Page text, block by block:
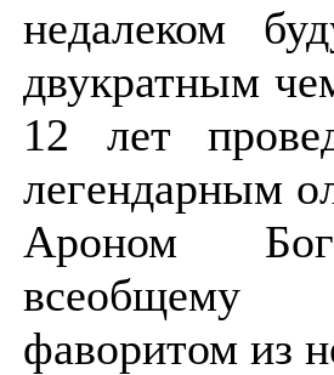
недалеком
двукратным
12 лет
легендарным
Ароном
фаворитом из